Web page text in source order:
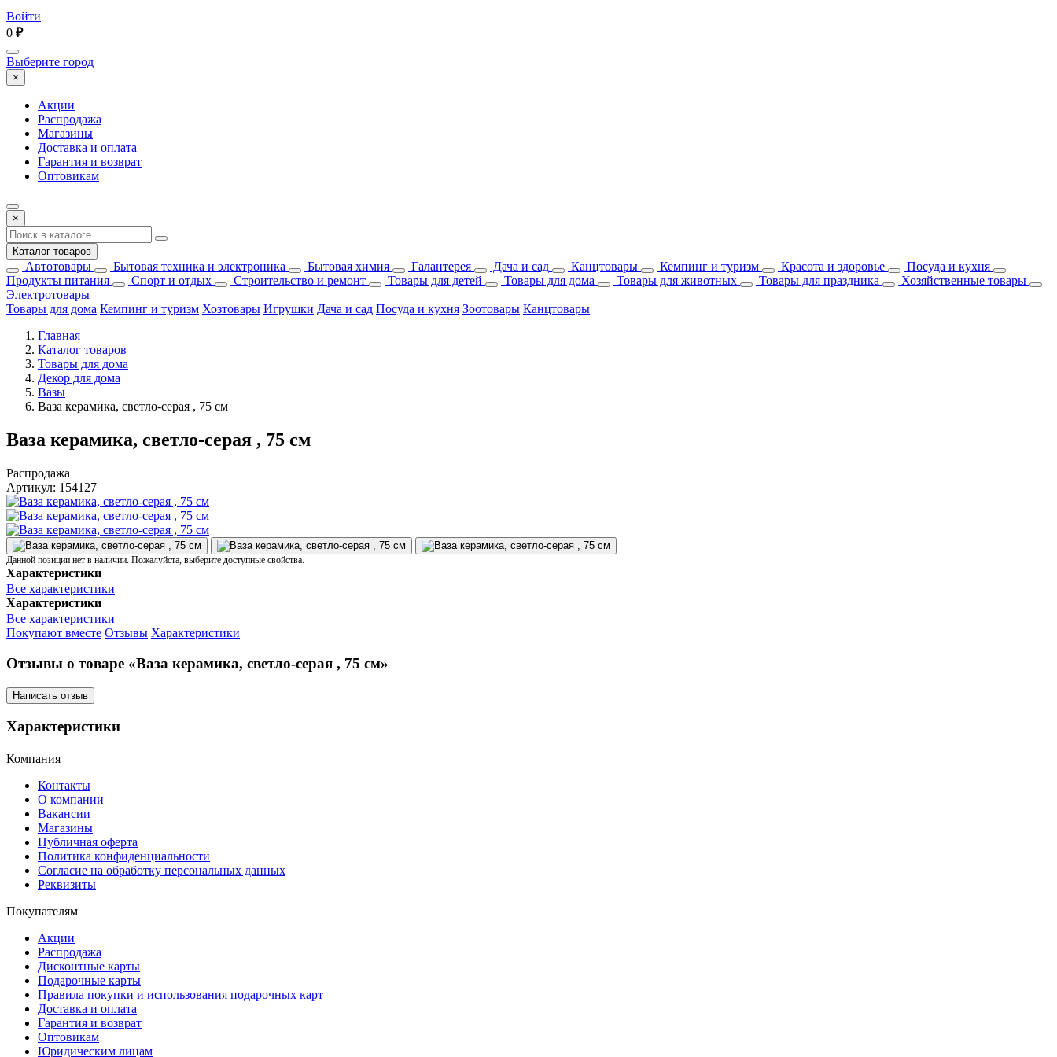
Войти
0 ₽
Выберите город
×
Акции
Распродажа
Магазины
Доставка и оплата
Гарантия и возврат
Оптовикам
×
Каталог товаров
Автотовары Бытовая техника и электроника Бытовая химия Галантерея Дача и сад Канцтовары Кемпинг и туризм Красота и здоровье
Посуда и кухня
Продукты питания
Спорт и отдых Строительство и ремонт Товары для детей Товары для дома Товары для животных Товары для праздника
Хозяйственные товары
Электротовары
Товары для дома Кемпинг и туризм Хозтовары Игрушки Дача и сад Посуда и кухня Зоотовары Канцтовары
Главная
Каталог товаров
Товары для дома
Декор для дома
Вазы
Ваза керамика, светло-серая , 75 см
Ваза керамика, светло-серая , 75 см
Распродажа
Артикул: 154127
Данной позиции нет в наличии. Пожалуйста, выберите доступные свойства.
Характеристики
Все характеристики
Характеристики
Все характеристики
Покупают вместе Отзывы Характеристики
Отзывы о товаре «Ваза керамика, светло-серая , 75 см»
Написать отзыв
Характеристики
Компания
Контакты
О компании
Вакансии
Магазины
Публичная оферта
Политика конфиденциальности
Согласие на обработку персональных данных
Реквизиты
Покупателям
Акции
Распродажа
Дисконтные карты
Подарочные карты
Правила покупки и использования подарочных карт
Доставка и оплата
Гарантия и возврат
Оптовикам
Юридическим лицам